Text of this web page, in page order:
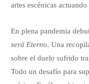
artes escénicas
En plena pandemia
será Eterno. Una
sobre el duelo sufrido
Todo un desafío para